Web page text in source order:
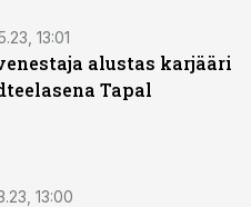
13:01
alustas karjääri
Tapal
13:00